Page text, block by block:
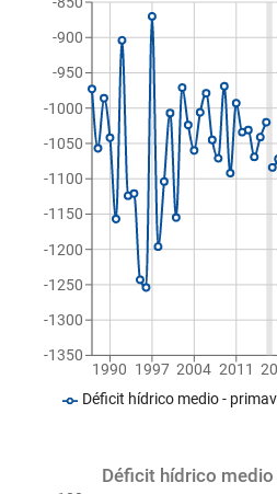
1990 1997 2004 2011
-1350
-1300
-1250
-1200
-1150
-1100
-1050
-1000
-950
-900
Déficit hídrico medio -
Déficit hídrico